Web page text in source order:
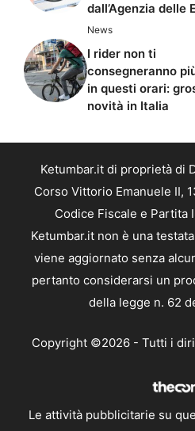
dall’Agenzia delle
News
I rider non ti
consegneranno
in questi orari:
novità in Italia
Ketumbar.it di proprietà di
Corso Vittorio Emanuele II,
Codice Fiscale e Partita
Ketumbar.it non è una
viene aggiornato senza
pertanto considerarsi un
della legge n. 62
Copyright ©2026 - Tutti i
Le attività pubblicitarie su